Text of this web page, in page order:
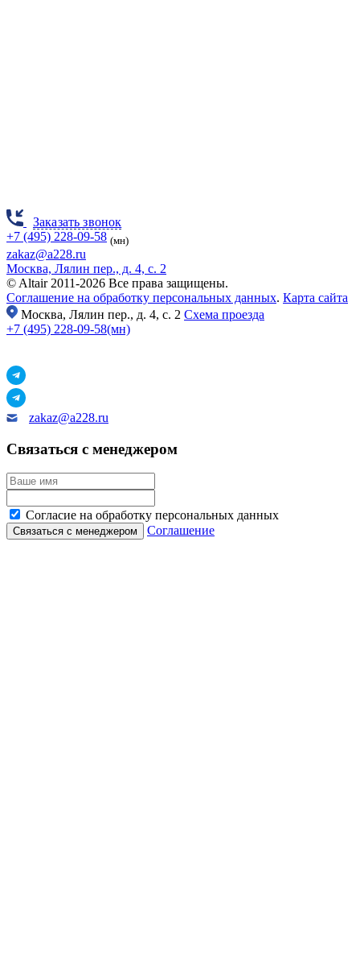
Заказать звонок
+7 (495) 228-09-58 (мн)
zakaz@a228.ru
Москва, Лялин пер., д. 4, с. 2
© Altair 2011-2026 Все права защищены.
Соглашение на обработку персональных данных. Карта сайта
Москва, Лялин пер., д. 4, с. 2 Схема проезда
+7 (495) 228-09-58(мн)
zakaz@a228.ru
Связаться с менеджером
Согласие на обработку персональных данных
Соглашение